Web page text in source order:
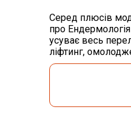
Серед плюсів
про
усуває весь
ліфтинг,